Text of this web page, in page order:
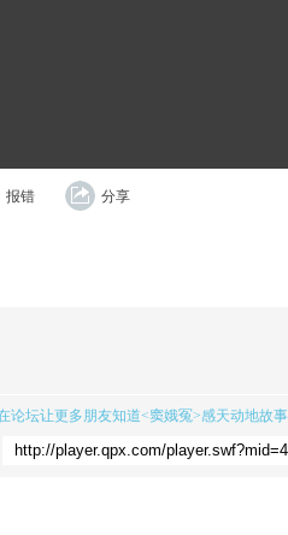
报错 分享
论坛让更多朋友知道<窦娥冤>感天动地故